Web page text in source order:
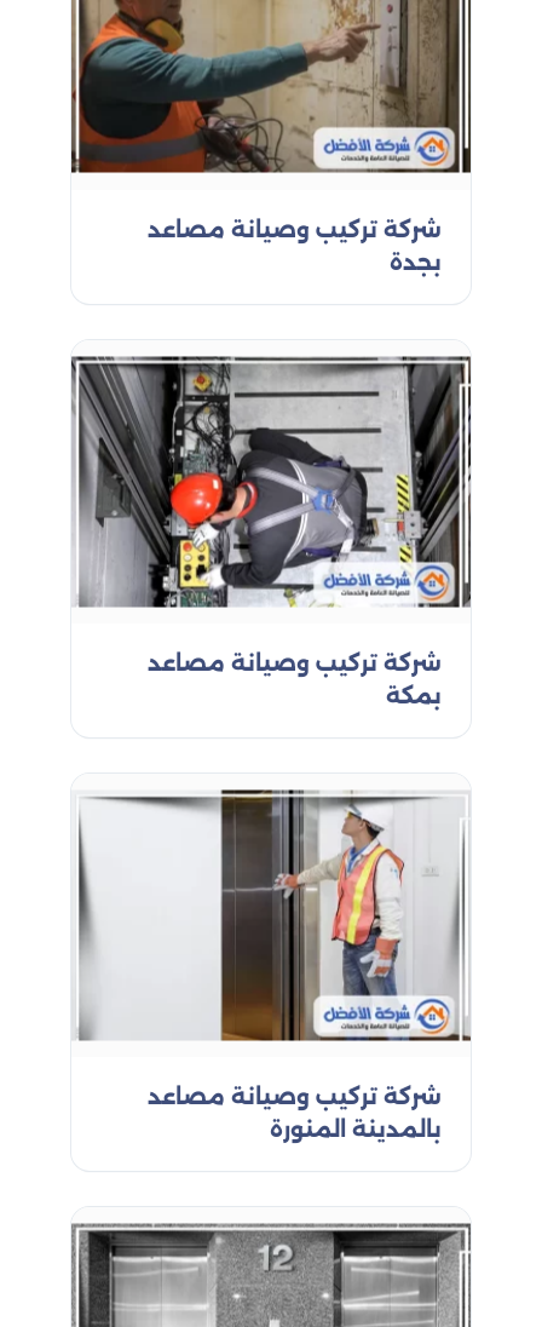
المتخصص سيصل إليك بسرعة ويقوم بإصلاح المشكلة
بكفاءة لضمان استمرارية عمل المصعد.
مميزات خدمات تركيب وصيانة المصاعد من
شركة الأفضل
فريق عمل محترف: نعتمد على فريق من الفنيين ذوي
الخبرة والمهارة في تركيب وصيانة جميع أنواع المصاعد.
التزام بمعايير السلامة
السلامة في جميع مراحل التركيب والصيانة.
قطع غيار أصلية
جودة وأداء المصاعد.
استجابة سريعة: نوفر خدمة إصلاحات طارئة على مدار
الساعة للتعامل مع أي أعطال مفاجئة.
أسعار تنافسية: نقدم خدماتنا بأسعار تنافسية تتناسب
مع ميزانياتكم.
خدمة عملاء متميزة: نحن نهتم براحة عملائنا ونسعى
جاهدين لتلبية احتياجاتهم وتجاوز توقعاتهم.
إذا كنتم تبحثون عن خدمة تركيب وصيانة
مصاعد احترافية وموثوقة، فلا تترددوا في
التواصل معنا. نحن في شركة الأفضل
طويلة
شركة تركيب وصيانة مصاعد
بجدة
شركة تركيب وصيانة مصاعد
بمكة
شركة تركيب وصيانة مصاعد
بالمدينة المنورة